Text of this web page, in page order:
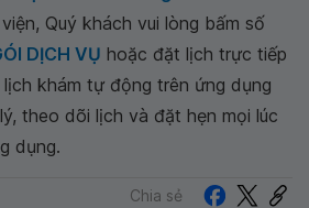
Quý khách vui lòng bấm số
DỊCH VỤ hoặc đặt lịch trực tiếp
khám tự động trên ứng dụng
theo dõi lịch và đặt hẹn mọi lúc
dụng.
Chia sẻ